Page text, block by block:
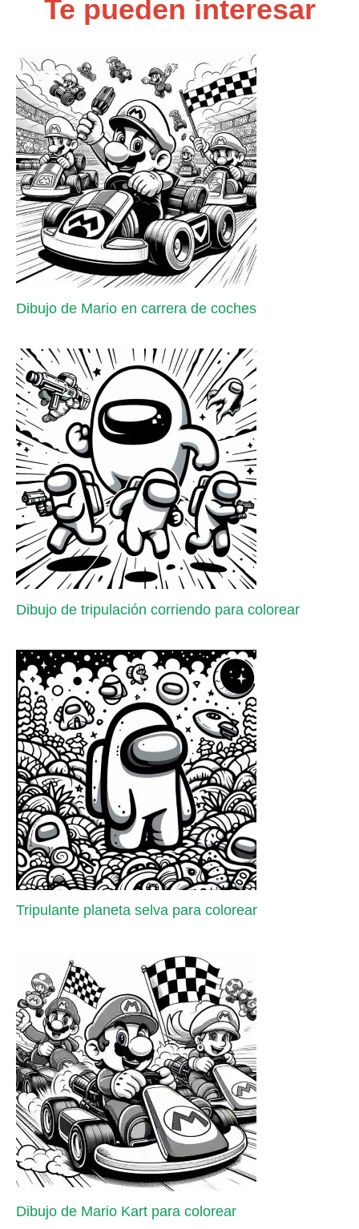
Te pueden interesar
Dibujo de Mario en carrera de coches
Dibujo de tripulación corriendo para colorear
Tripulante planeta selva para colorear
Dibujo de Mario Kart para colorear